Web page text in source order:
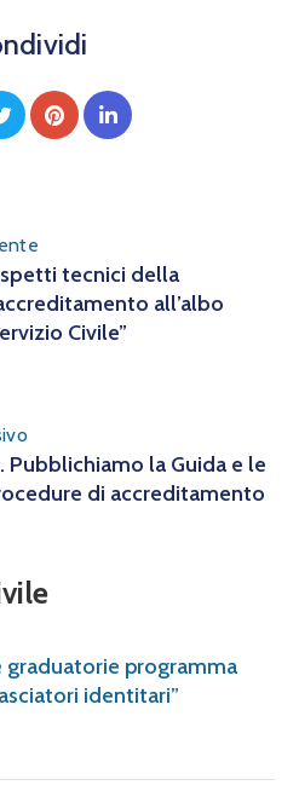
tecnici della
all’albo
Civile”
Pubblichiamo la Guida e le
di accreditamento
graduatorie programma
identitari”